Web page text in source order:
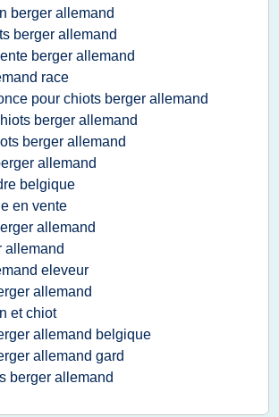
berger allemand
berger allemand
berger allemand
race
pour chiots berger allemand
berger allemand
berger allemand
allemand
belgique
en vente
allemand
allemand
eleveur
allemand
et chiot
allemand belgique
allemand gard
berger allemand